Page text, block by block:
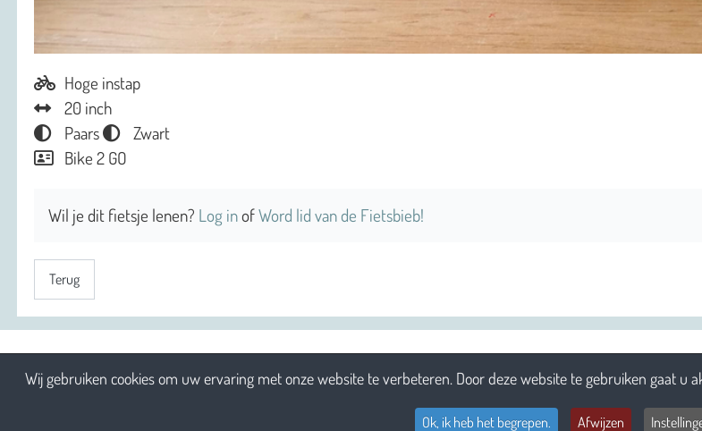
Wij gebruiken cookies om uw ervaring met onze website te verbeteren. Door deze website te gebruiken gaat u
Ok, ik heb het begrepen. Afwijzen
Hoge instap
20 inch
Paars
Zwart
Bike 2 GO
Wil je dit fietsje lenen? Log inofWord lid van de Fietsbieb!
Terug